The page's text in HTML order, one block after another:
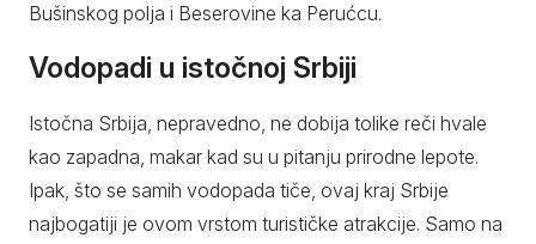
Bušinskog polja i Beserovine ka Perućcu.
Vodopadi u istočnoj Srbiji
Istočna Srbija, nepravedno, ne dobija tolike reči hvale
kao zapadna, makar kad su u pitanju prirodne lepote.
Ipak, što se samih vodopada tiče, ovaj kraj Srbije
najbogatiji je ovom vrstom turističke atrakcije. Samo na